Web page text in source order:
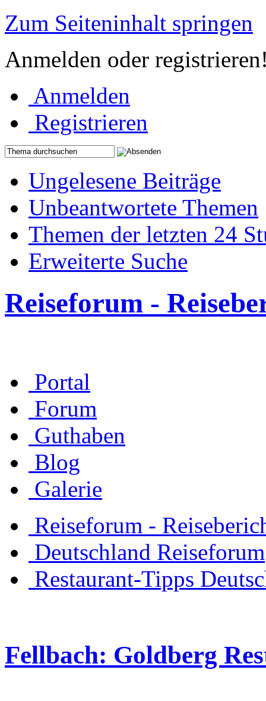
Zum Seiteninhalt springen
Anmelden oder
Anmelden
Registrieren
Ungelesene Beiträge
Unbeantwortete Themen
Themen der letzten 24
Erweiterte Suche
Reiseforum -
Portal
Forum
Guthaben
Blog
Galerie
Reiseforum -
Deutschland Reiseforum
Restaurant-Tipps
Fellbach: Goldberg